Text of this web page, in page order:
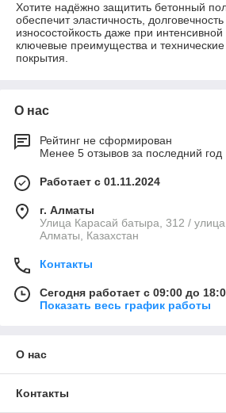
Хотите надёжно защитить бетонный
обеспечит эластичность,
износостойкость даже при
ключевые преимущества и технические
покрытия.
О нас
Рейтинг не сформирован
Менее 5 отзывов за последний год
Работает с 01.11.2024
г. Алматы
Улица Карасай батыра, 312 / улица
Алматы, Казахстан
Контакты
Сегодня работает с 09:00 до
Показать весь график работы
О нас
Контакты